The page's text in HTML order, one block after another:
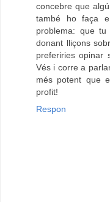
concebre que
també ho faça
problema: que
donant lliçons
preferiries opinar
Vés i corre a
més potent que
profit!
Respon